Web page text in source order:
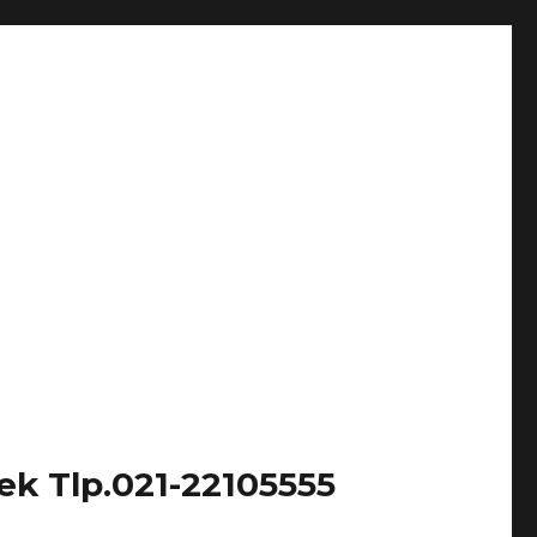
Tlp.021-22105555